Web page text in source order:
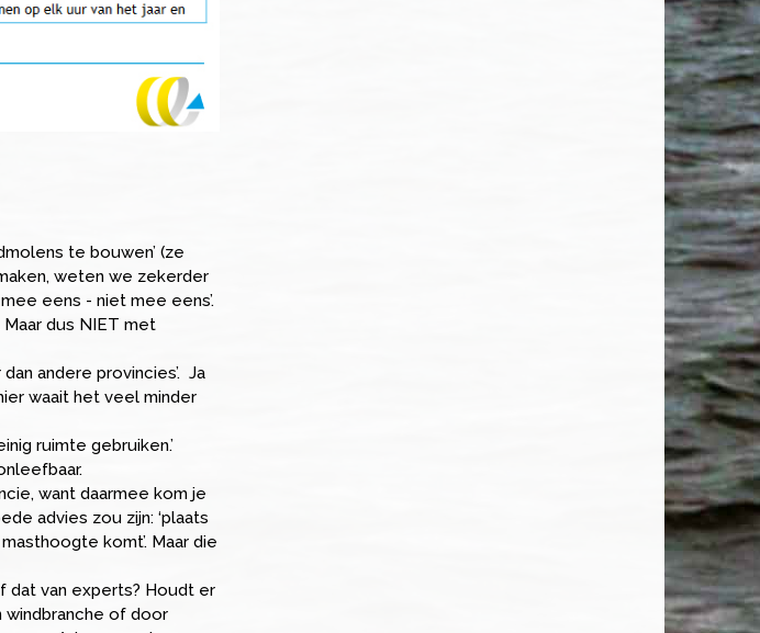
te bouwen’ (ze
weten we zekerder
eens - niet mee eens’.
dus NIET met
andere provincies’. Ja
waait het veel minder
ruimte gebruiken.’
want daarmee kom je
advies zou zijn: ‘plaats
komt’. Maar die
dat van experts? Houdt er
windbranche of door